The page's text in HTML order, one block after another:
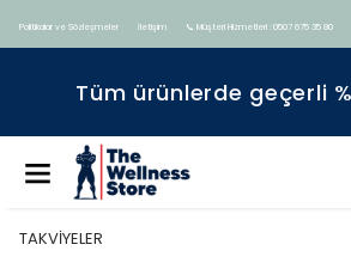
Politikalar ve Sözleşmeler İletişim 📞 Müşteri Hizmetleri : 0507 675 35 80
Tüm ürünlerde geçerli
TAKVİYELER